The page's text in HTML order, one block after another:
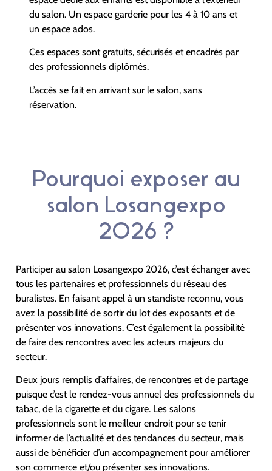
du salon. Un espace garderie pour les 4 à 10 ans et
un espace ados.
Ces espaces sont gratuits, sécurisés et encadrés par
des professionnels diplômés.
L’accès se fait en arrivant sur le salon, sans
réservation.
Pourquoi exposer au
salon Losangexpo
2026 ?
Participer au salon Losangexpo 2026, c’est échanger avec
tous les partenaires et professionnels du réseau des
buralistes. En faisant appel à un standiste reconnu, vous
avez la possibilité de sortir du lot des exposants et de
présenter vos innovations. C’est également la possibilité
de faire des rencontres avec les acteurs majeurs du
secteur.
Deux jours remplis d’affaires, de rencontres et de partage
puisque c’est le rendez-vous annuel des professionnels du
tabac, de la cigarette et du cigare. Les salons
professionnels sont le meilleur endroit pour se tenir
informer de l’actualité et des tendances du secteur, mais
aussi de bénéficier d’un accompagnement pour améliorer
son commerce et/ou présenter ses innovations.